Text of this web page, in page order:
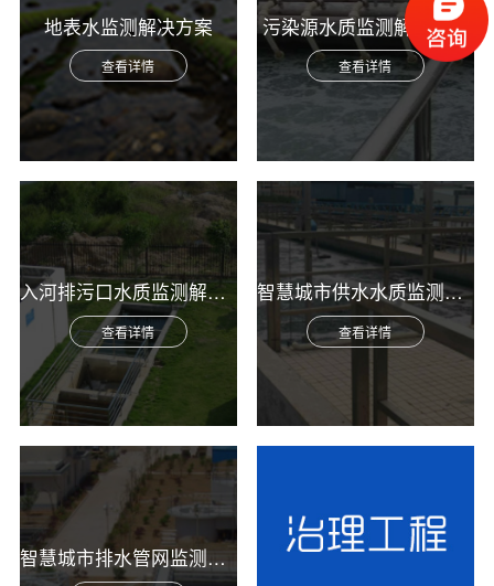
地表水监测解决方案
查看详情
污染源水质监测解决方案
查看详情
入河排污口水质监测解决方案
查看详情
智慧城市供水水质监测综合解决方案
查看详情
智慧城市排水管网监测综合解决方案